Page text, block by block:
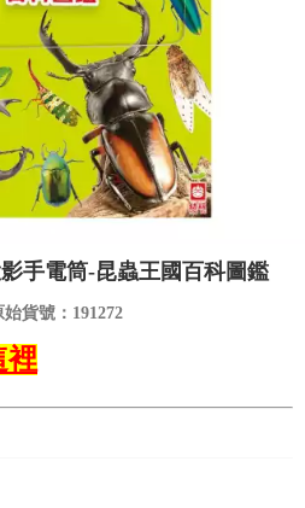
手電筒-昆蟲王國百科圖鑑
始貨號：191272
裡